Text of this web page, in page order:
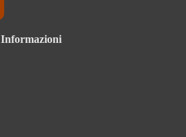
Informazioni